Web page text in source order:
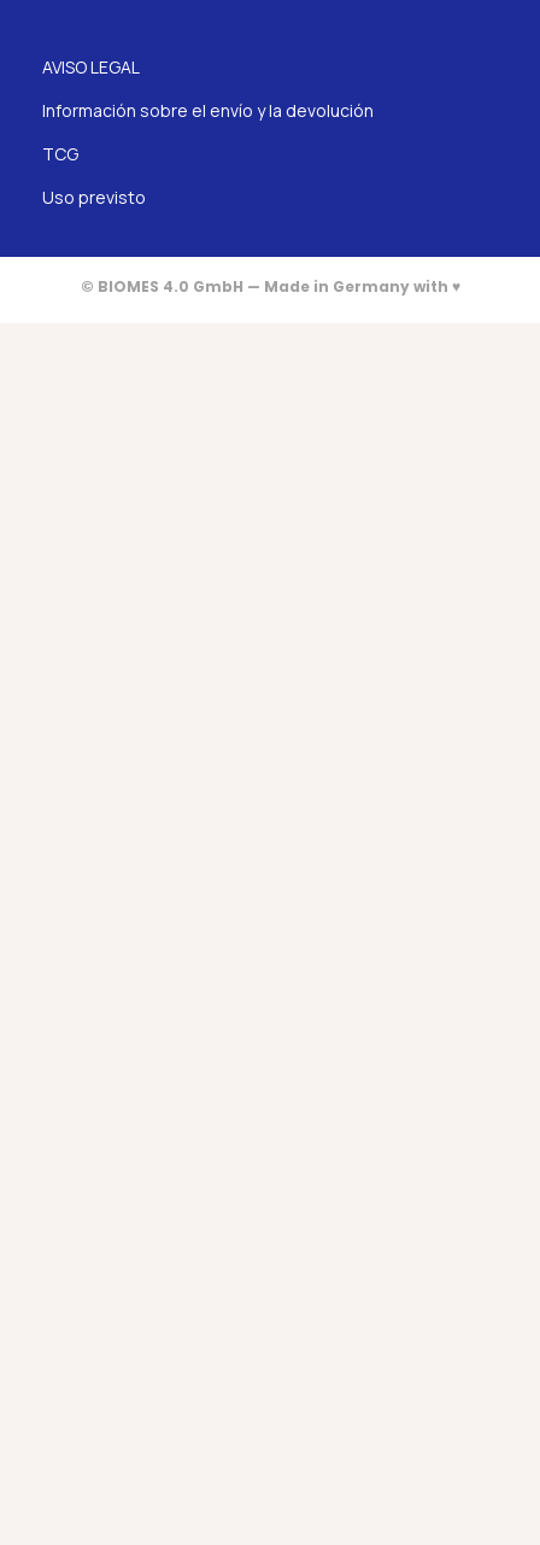
AVISO LEGAL
Información sobre el envío y la devolución
TCG
Uso previsto
© BIOMES 4.0 GmbH — Made in Germany with ♥